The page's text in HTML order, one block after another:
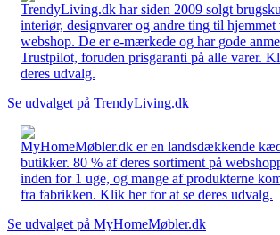
TrendyLiving.dk har siden 2009 solgt
interiør, designvarer og andre ting til hjemmet
webshop. De er e-mærkede og har gode
Trustpilot, foruden prisgaranti på alle varer.
deres udvalg.
Se udvalget på TrendyLiving.dk
MyHomeMøbler.dk er en landsdækkende
butikker. 80 % af deres sortiment på
inden for 1 uge, og mange af produkterne
fra fabrikken. Klik her for at se deres udvalg.
Se udvalget på MyHomeMøbler.dk